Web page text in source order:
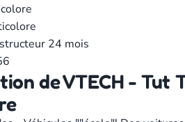
24 mois
de VTECH - Tut